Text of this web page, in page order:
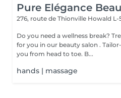
Pure Elégance
276, route de Thionville Howald L-
Do you need a wellness break? Treat yourself to a moment just
for you in our beauty salon . Tailor-made treatments to pamper
you from head to toe. B...
hands | massage